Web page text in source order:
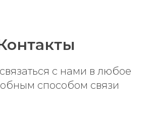
с нами в любое
способом связи